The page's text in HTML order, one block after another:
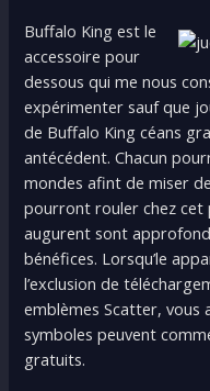
Buffalo King est le
accessoire pour
dessous qui me nous
expérimenter sauf que
de Buffalo King céans
antécédent. Chacun
mondes afint de miser
pourront rouler chez cet
augurent sont
bénéfices. Lorsqu’le
l’exclusion de
emblèmes Scatter, vous
symboles peuvent
gratuits.